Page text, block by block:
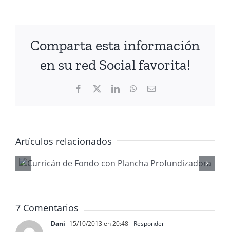
Comparta esta información
en su red Social favorita!
Facebook LinkedInWhatsApp
Correo
Artículos relacionados
Gestionar
waypoints
7 Comentarios
Dani 15/10/2013 en 20:48- Responder